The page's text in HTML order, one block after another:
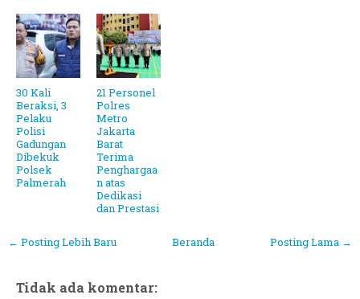
30 Kali
Beraksi, 3
Pelaku
Polisi
Gadungan
Dibekuk
Polsek
Palmerah
21 Personel
Polres
Metro
Jakarta
Barat
Terima
Penghargaa
n atas
Dedikasi
dan Prestasi
← Posting Lebih Baru Posting Lama →
Beranda
Tidak ada komentar: